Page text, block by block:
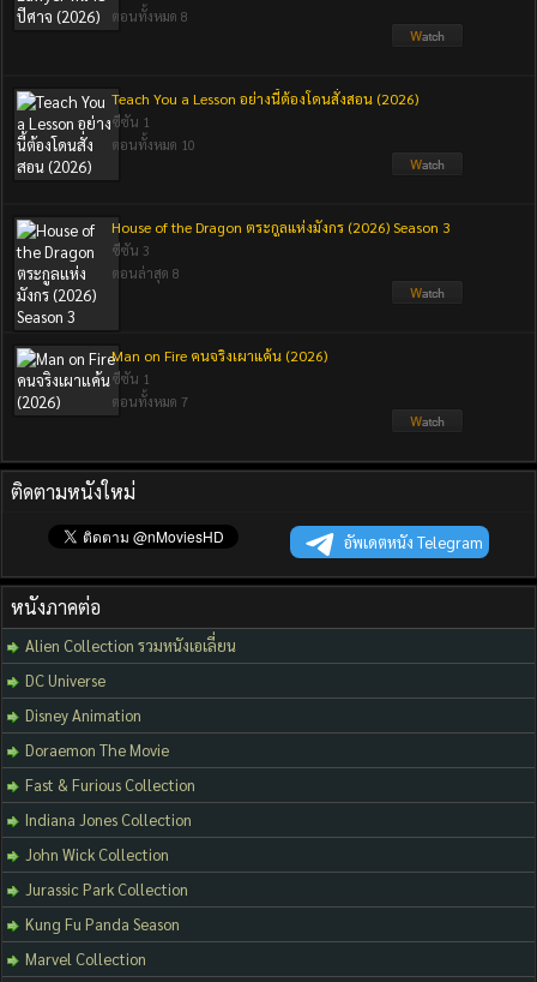
ตอนทั้งหมด 8
Teach You a Lesson อย่างนี้ต้องโดนสั่งสอน (2026)
ซีซัน 1
ตอนทั้งหมด 10
House of the Dragon ตระกูลแห่งมังกร (2026) Season 3
ซีซัน 3
ตอนล่าสุด 8
Man on Fire คนจริงเผาแค้น (2026)
ซีซัน 1
ตอนทั้งหมด 7
ติดตามหนังใหม่
อัพเดตหนัง Telegram
หนังภาคต่อ
Alien Collection รวมหนังเอเลี่ยน
DC Universe
Disney Animation
Doraemon The Movie
Fast & Furious Collection
Indiana Jones Collection
John Wick Collection
Jurassic Park Collection
Kung Fu Panda Season
Marvel Collection